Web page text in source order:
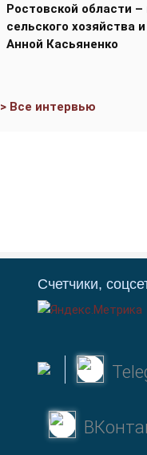
Ростовской области
сельского хозяйства
Анной Касьяненко
> Все интервью
Счетчики,